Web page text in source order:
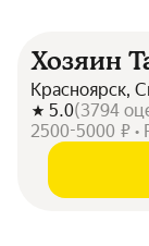
Хозяин
Красноярск,
5.0(3794
2500-5000 ₽ •